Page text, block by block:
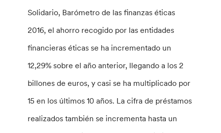
Solidario, Barómetro de las finanzas éticas
2016, el ahorro recogido por las entidades
financieras éticas se ha incrementado un
12,29% sobre el año anterior, llegando a los 2
billones de euros, y casi se ha multiplicado por
15 en los últimos 10 años. La cifra de préstamos
realizados también se incrementa hasta un